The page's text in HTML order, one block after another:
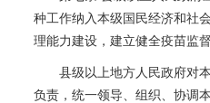
种工作纳入本级国民经济和社
理能力建设，建立健全疫苗监
县级以上地方人民政府对
负责，统一领导、组织、协调